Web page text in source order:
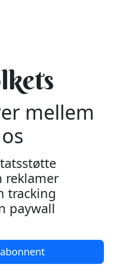
mellem
os
reklamer
tracking
paywall